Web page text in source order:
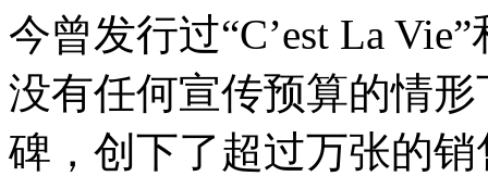
今曾发行过“C’est La
没有任何宣传预算的情
碑，创下了超过万张的